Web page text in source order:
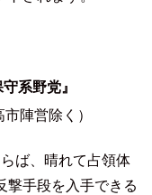
守系野党』
市陣営除く）
ば、晴れて占領体
撃手段を入手できる